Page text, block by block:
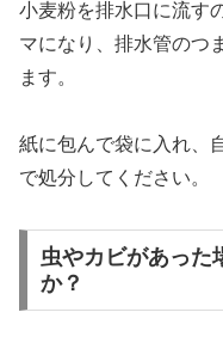
小麦粉を排水口に流す
マになり、排水管のつ
ます。
紙に包んで袋に入れ、
で処分してください。
虫やカビがあった
か？